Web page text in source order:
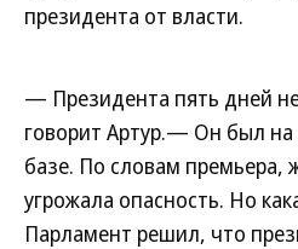
президента от власти.
— Президента пять дней
говорит Артур.— Он был на
базе. По словам премьера,
угрожала опасность. Но
Парламент решил, что